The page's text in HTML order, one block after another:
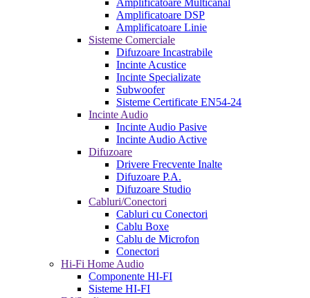
Amplificatoare Multicanal
Amplificatoare DSP
Amplificatoare Linie
Sisteme Comerciale
Difuzoare Incastrabile
Incinte Acustice
Incinte Specializate
Subwoofer
Sisteme Certificate EN54-24
Incinte Audio
Incinte Audio Pasive
Incinte Audio Active
Difuzoare
Drivere Frecvente Inalte
Difuzoare P.A.
Difuzoare Studio
Cabluri/Conectori
Cabluri cu Conectori
Cablu Boxe
Cablu de Microfon
Conectori
Hi-Fi Home Audio
Componente HI-FI
Sisteme HI-FI